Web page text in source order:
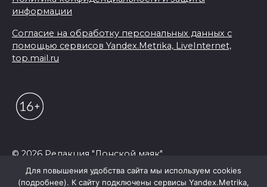
информации
Согласие на обработку персональных данных с
помощью сервисов Yandex.Metrika, LiveInternet,
top.mail.ru
© 2026 Редакция "Донской маяк"
Для повышения удобства сайта мы используем cookies
(подробнее). К сайту подключены сервисы Yandex.Metrika,